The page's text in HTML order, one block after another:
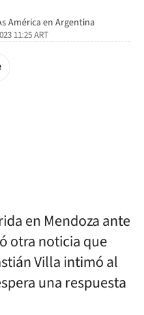
América en Argentina
11:25ART
en Mendoza ante
otra noticia que
Villa intimó al
una respuesta